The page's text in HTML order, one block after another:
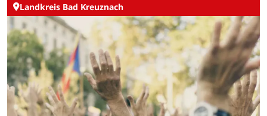
Landkreis Bad Kreuznach